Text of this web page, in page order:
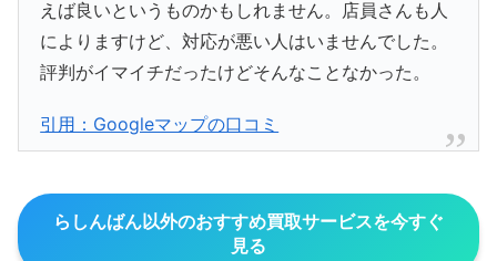
えば良いというものかもしれません。店員さんも人
によりますけど、対応が悪い人はいませんでした。
評判がイマイチだったけどそんなことなかった。
引用：Googleマップの口コミ
らしんばん以外のおすすめ買取サービスを今すぐ
見る